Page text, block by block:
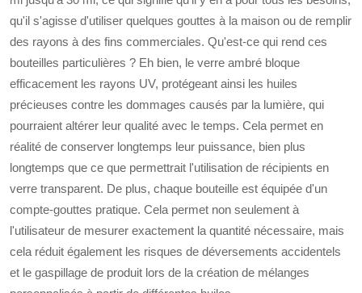
qu'il s'agisse d'utiliser quelques gouttes à la maison ou de remplir
des rayons à des fins commerciales. Qu'est-ce qui rend ces
bouteilles particulières ? Eh bien, le verre ambré bloque
efficacement les rayons UV, protégeant ainsi les huiles
précieuses contre les dommages causés par la lumière, qui
pourraient altérer leur qualité avec le temps. Cela permet en
réalité de conserver longtemps leur puissance, bien plus
longtemps que ce que permettrait l'utilisation de récipients en
verre transparent. De plus, chaque bouteille est équipée d'un
compte-gouttes pratique. Cela permet non seulement à
l'utilisateur de mesurer exactement la quantité nécessaire, mais
cela réduit également les risques de déversements accidentels
et le gaspillage de produit lors de la création de mélanges